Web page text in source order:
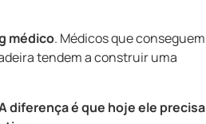
médico. Médicos que conseguem
tendem a construir uma
diferença é que hoje ele precisa